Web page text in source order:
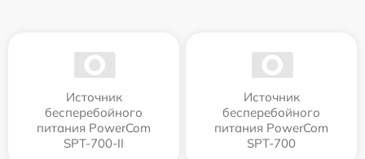
Источник
бесперебойного
питания PowerCom
SPT-700-II
Источник
бесперебойного
питания PowerCom
SPT-700